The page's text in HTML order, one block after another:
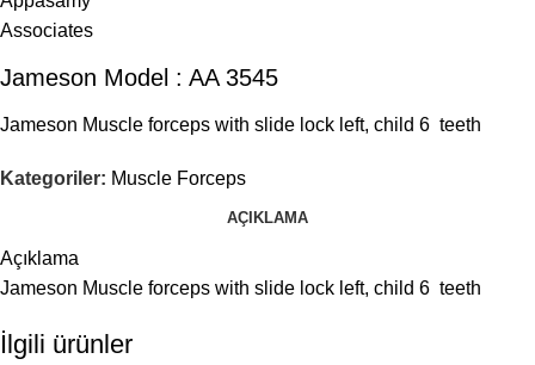
Jameson Model : AA 3545
Jameson Muscle forceps with slide lock left, child 6 teeth
Kategoriler: Muscle Forceps
AÇIKLAMA
Açıklama
Jameson Muscle forceps with slide lock left, child 6 teeth
İlgili ürünler